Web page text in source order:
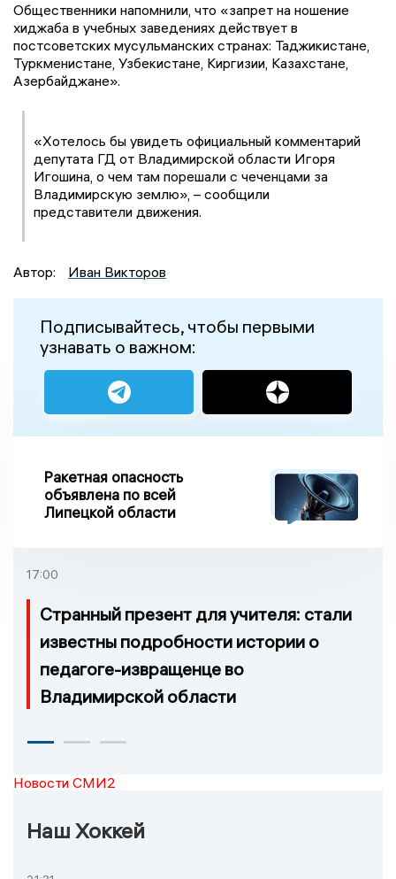
Общественники напомнили, что «запрет на ношение
хиджаба в учебных заведениях действует в
постсоветских мусульманских странах: Таджикистане,
Туркменистане, Узбекистане, Киргизии, Казахстане,
Азербайджане».
«Хотелось бы увидеть официальный комментарий
депутата ГД от Владимирской области Игоря
Игошина, о чем там порешали с чеченцами за
Владимирскую землю», – сообщили
представители движения.
Автор: Иван Викторов
Подписывайтесь, чтобы первыми
узнавать о важном:
Ракетная опасность
объявлена по всей
Липецкой области
17:00
Странный презент для учителя: стали
известны подробности истории о
педагоге-извращенце во
Владимирской области
Новости СМИ2
Наш Хоккей